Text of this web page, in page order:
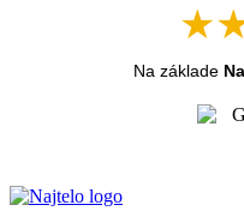
★
Na základe